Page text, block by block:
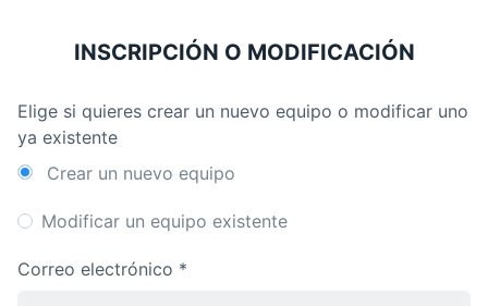
INSCRIPCIÓN O MODIFICACIÓN
Elige si quieres crear un nuevo equipo o modificar uno
ya existente
Crear un nuevo equipo
Modificar un equipo existente
Correo electrónico *